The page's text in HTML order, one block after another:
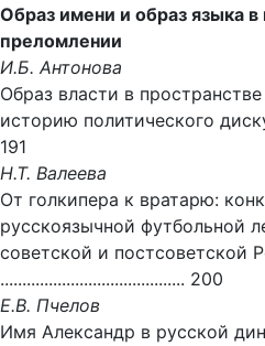
Образ имени и образ языка
преломлении
И.Б. Антонова
Образ власти в
историю политического
191
Н.Т. Валеева
От голкипера к вратарю:
русскоязычной футбольной
советской и постсоветской
.......................................... 200
Е.В. Пчелов
Имя Александр в русской